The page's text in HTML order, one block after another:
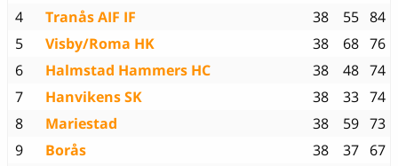
4
Tranås AIF IF 38 55 84
5
Visby/Roma HK 38 68 76
6
Halmstad Hammers HC 38 48 74
7
Hanvikens SK 38 33 74
8
Mariestad 38 59 73
9
Borås 38 37
67